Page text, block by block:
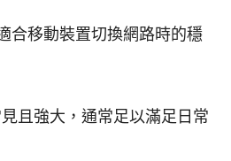
合移動裝置切換網路時的穩
且強大，通常足以滿足日常